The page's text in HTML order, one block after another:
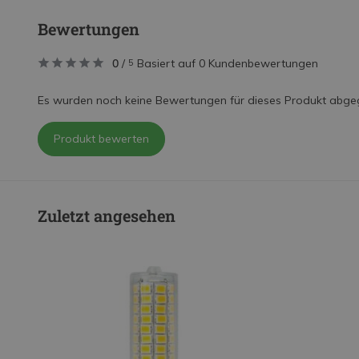
Bewertungen
0 / 5 Basiert auf 0 Kundenbewertungen
Es wurden noch keine Bewertungen für dieses Produkt
Produkt bewerten
Zuletzt angesehen